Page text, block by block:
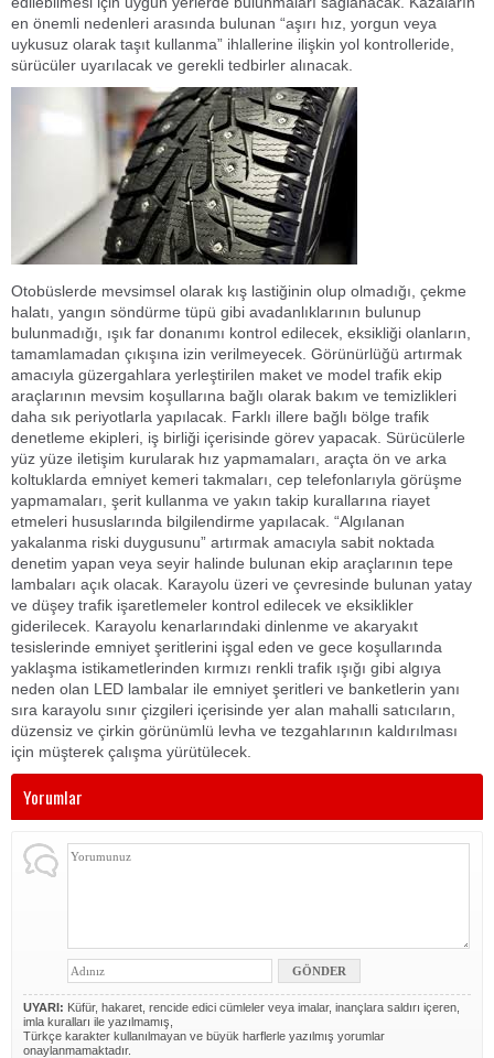
en önemli nedenleri arasında bulunan “aşırı hız, yorgun veya
uykusuz olarak taşıt kullanma” ihlallerine ilişkin yol kontrolleride,
sürücüler uyarılacak ve gerekli tedbirler alınacak.
Otobüslerde mevsimsel olarak kış lastiğinin olup olmadığı, çekme
halatı, yangın söndürme tüpü gibi avadanlıklarının bulunup
bulunmadığı, ışık far donanımı kontrol edilecek, eksikliği olanların,
tamamlamadan çıkışına izin verilmeyecek. Görünürlüğü artırmak
amacıyla güzergahlara yerleştirilen maket ve model trafik ekip
araçlarının mevsim koşullarına bağlı olarak bakım ve temizlikleri
daha sık periyotlarla yapılacak. Farklı illere bağlı bölge trafik
denetleme ekipleri, iş birliği içerisinde görev yapacak. Sürücülerle
yüz yüze iletişim kurularak hız yapmamaları, araçta ön ve arka
koltuklarda emniyet kemeri takmaları, cep telefonlarıyla görüşme
yapmamaları, şerit kullanma ve yakın takip kurallarına riayet
etmeleri hususlarında bilgilendirme yapılacak. “Algılanan
yakalanma riski duygusunu” artırmak amacıyla sabit noktada
denetim yapan veya seyir halinde bulunan ekip araçlarının tepe
lambaları açık olacak. Karayolu üzeri ve çevresinde bulunan yatay
ve düşey trafik işaretlemeler kontrol edilecek ve eksiklikler
giderilecek. Karayolu kenarlarındaki dinlenme ve akaryakıt
tesislerinde emniyet şeritlerini işgal eden ve gece koşullarında
yaklaşma istikametlerinden kırmızı renkli trafik ışığı gibi algıya
neden olan LED lambalar ile emniyet şeritleri ve banketlerin yanı
sıra karayolu sınır çizgileri içerisinde yer alan mahalli satıcıların,
düzensiz ve çirkin görünümlü levha ve tezgahlarının kaldırılması
için müşterek çalışma yürütülecek.
Yorumlar
UYARI: Küfür, hakaret, rencide edici cümleler veya imalar, inançlara saldırı içeren,
imla kuralları ile yazılmamış,
Türkçe karakter kullanılmayan ve büyük harflerle yazılmış yorumlar
onaylanmamaktadır.